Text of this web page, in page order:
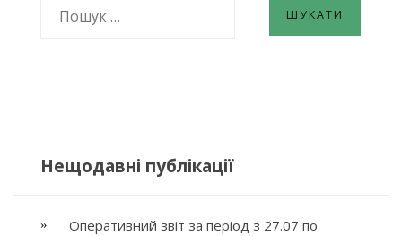
Нещодавні публікації
Оперативний звіт за період з 27.07 по